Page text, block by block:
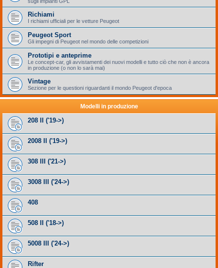
Richiami
I richiami ufficiali per le vetture Peugeot
Peugeot Sport
Gli impegni di Peugeot nel mondo delle competizioni
Prototipi e anteprime
Le concept-car, gli avvistamenti dei nuovi modelli e tutto ciò che non è ancora
in produzione (o non lo sarà mai)
Vintage
Sezione per le questioni riguardanti il mondo Peugeot d'epoca
Modelli in produzione
208 II ('19->)
2008 II ('19->)
308 III ('21->)
3008 III ('24->)
408
508 II ('18->)
5008 III ('24->)
Rifter